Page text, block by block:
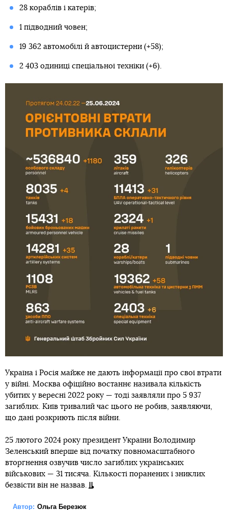
28 кораблів і катерів;
1 підводний човен;
19 362 автомобілі й автоцистерни (+58);
2 403 одиниці спеціальної техніки (+6).
Україна і Росія майже не дають інформації про свої втрати
у війні. Москва офіційно востаннє називала кількість
убитих у вересні 2022 року — тоді заявляли про 5 937
загиблих. Київ тривалий час цього не робив, заявляючи,
що дані розкриють після війни.
25 лютого 2024 року президент України Володимир
Зеленський вперше від початку повномасштабного
вторгнення озвучив число загиблих українських
військових — 31 тисяча. Кількості поранених і зниклих
безвісти він не назвав.
Автор: Ольга Березюк